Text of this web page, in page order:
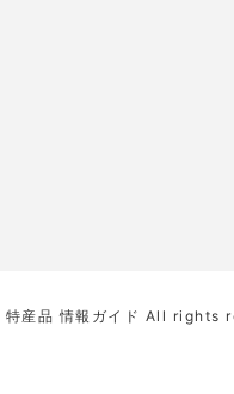
産品 情報ガイド All rights